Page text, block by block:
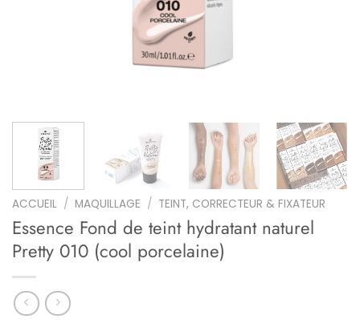
ACCUEIL / MAQUILLAGE / TEINT, CORRECTEUR & FIXATEUR
Essence Fond de teint hydratant naturel
Pretty 010 (cool porcelaine)